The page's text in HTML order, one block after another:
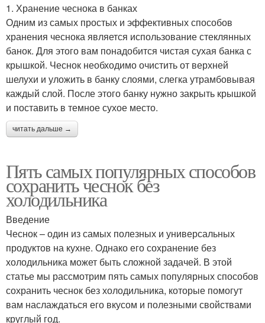
1. Хранение чеснока в банках
Одним из самых простых и эффективных способов
хранения чеснока является использование стеклянных
банок. Для этого вам понадобится чистая сухая банка с
крышкой. Чеснок необходимо очистить от верхней
шелухи и уложить в банку слоями, слегка утрамбовывая
каждый слой. После этого банку нужно закрыть крышкой
и поставить в темное сухое место.
читать дальше →
Пять самых популярных способов
сохранить чеснок без
холодильника
Введение
Чеснок – один из самых полезных и универсальных
продуктов на кухне. Однако его сохранение без
холодильника может быть сложной задачей. В этой
статье мы рассмотрим пять самых популярных способов
сохранить чеснок без холодильника, которые помогут
вам наслаждаться его вкусом и полезными свойствами
круглый год.